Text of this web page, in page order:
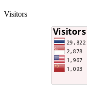
Visitors